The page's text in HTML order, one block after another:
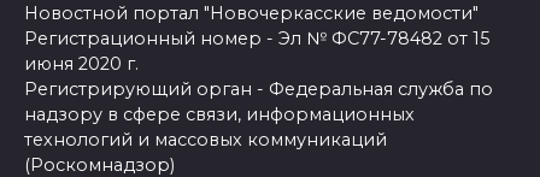
Новостной портал "Новочеркасские ведомости"
Регистрационный номер - Эл № ФС77-78482 от 15
июня 2020 г.
Регистрирующий орган - Федеральная служба по
надзору в сфере связи, информационных
технологий и массовых коммуникаций
(Роскомнадзор)